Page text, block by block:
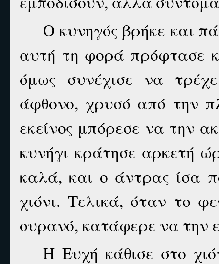
Ο κυνηγός βρήκε και
αυτή τη φορά πρόφτασε
όμως συνέχισε να
άφθονο, χρυσό από την
εκείνος μπόρεσε να την
κυνήγι κράτησε αρκετή
καλά, και ο άντρας ίσα
χιόνι. Τελικά, όταν το
ουρανό, κατάφερε να την
Η Ευχή κάθισε στο